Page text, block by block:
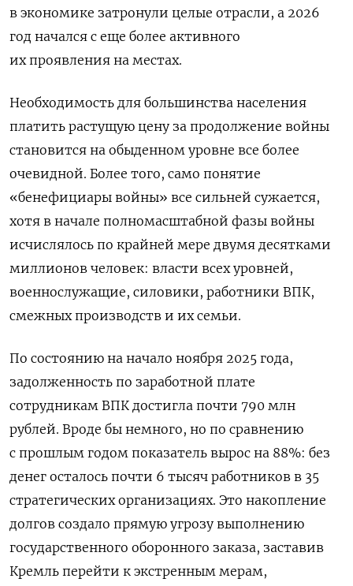
в экономике затронули целые отрасли, а 2026
год начался с еще более активного
их проявления на местах.
Необходимость для большинства населения
платить растущую цену за продолжение войны
становится на обыденном уровне все более
очевидной. Более того, само понятие
«бенефициары войны» все сильней сужается,
хотя в начале полномасштабной фазы войны
исчислялось по крайней мере двумя десятками
миллионов человек: власти всех уровней,
военнослужащие, силовики, работники ВПК,
смежных производств и их семьи.
По состоянию на начало ноября 2025 года,
задолженность по заработной плате
сотрудникам ВПК достигла почти 790 млн
рублей. Вроде бы немного, но по сравнению
с прошлым годом показатель вырос на 88%: без
денег осталось почти 6 тысяч работников в 35
стратегических организациях. Это накопление
долгов создало прямую угрозу выполнению
государственного оборонного заказа, заставив
Кремль перейти к экстренным мерам,